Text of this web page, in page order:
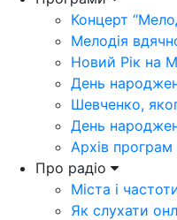
Концерт
Мелодія
Новий Рік на
День
Шевченко,
День
Архів програм
Про радіо
Міста і
Як слухати